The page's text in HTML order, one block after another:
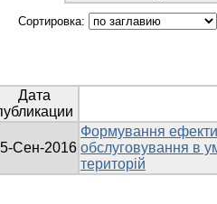
Сортировка:
Дата
Сен-2016
Формування
обслуговування в
територій